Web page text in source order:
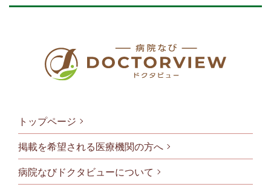
トップページ
掲載を希望される医療機関の方へ
病院なびドクタビューについて